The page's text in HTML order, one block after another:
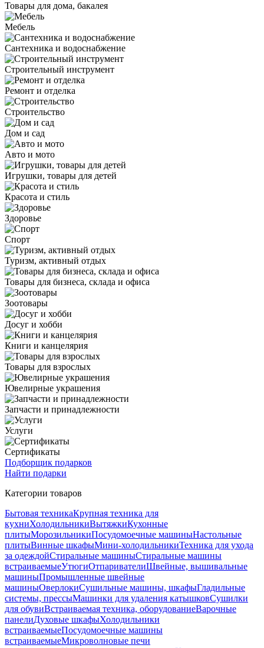
Товары для дома, бакалея
Мебель
Сантехника и водоснабжение
Строительный инструмент
Ремонт и отделка
Строительство
Дом и сад
Авто и мото
Игрушки, товары для детей
Красота и стиль
Здоровье
Спорт
Туризм, активный отдых
Товары для бизнеса, склада и офиса
Зоотовары
Досуг и хобби
Книги и канцелярия
Товары для взрослых
Ювелирные украшения
Запчасти и принадлежности
Услуги
Сертификаты
Подборщик подарков
Найти подарки
Категории товаров
Бытовая техникаКрупная техника для
кухниХолодильникиВытяжкиКухонные
плитыМорозильникиПосудомоечные машиныНастольные
плитыВинные шкафыМини-холодильникиТехника для ухода
за одеждойСтиральные машиныСтиральные машины
встраиваемыеУтюгиОтпаривателиШвейные, вышивальные
машиныПромышленные швейные
машиныОверлокиСушильные машины, шкафыГладильные
системы, прессыМашинки для удаления катышковСушилки
для обувиВстраиваемая техника, оборудованиеВарочные
панелиДуховые шкафыХолодильники
встраиваемыеПосудомоечные машины
встраиваемыеМикроволновые печи